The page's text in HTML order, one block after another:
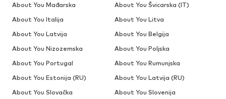
About You Mađarska
About You Švicarska (IT)
About You Italija
About You Litva
About You Latvija
About You Belgija
About You Nizozemska
About You Poljska
About You Portugal
About You Rumunjska
About You Estonija (RU)
About You Latvija (RU)
About You Slovačka
About You Slovenija